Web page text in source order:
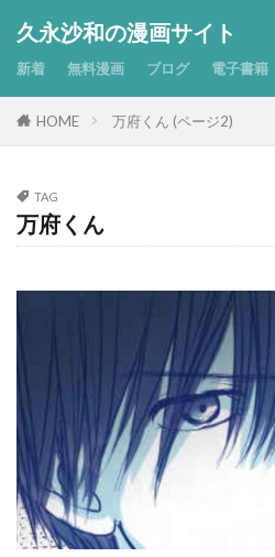
久永沙和の漫画サイト
新着 無料漫画 ブログ 電子書籍
HOME 万府くん (ページ2)
TAG
万府くん